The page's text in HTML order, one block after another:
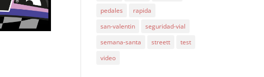
pedales
rapida
san-valentin
seguridad-vial
semana-santa
streett
test
video